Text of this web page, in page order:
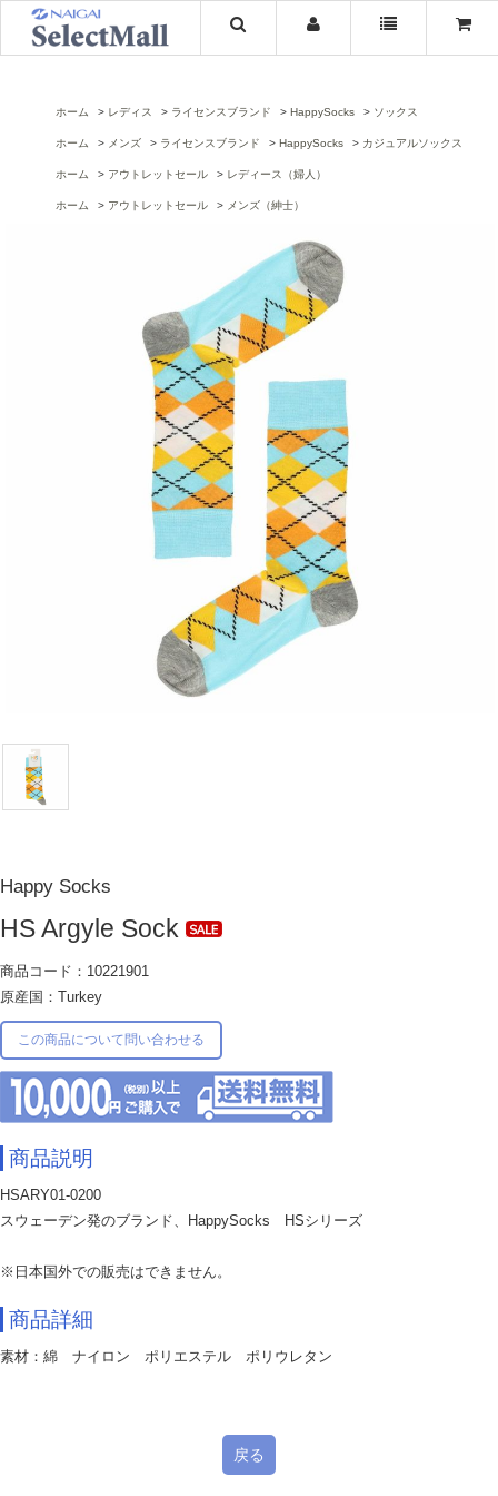
ホーム レディス ライセンスブランド HappySocks ソックス
ホーム メンズ ライセンスブランド HappySocks カジュアルソックス
ホーム アウトレットセール レディース（婦人）
ホーム アウトレットセール メンズ（紳士）
Happy Socks
HS Argyle Sock
商品コード：10221901
原産国：Turkey
この商品について問い合わせる
商品説明
HSARY01-0200
スウェーデン発のブランド、HappySocks HSシリーズ
※日本国外での販売はできません。
商品詳細
素材：綿 ナイロン ポリエステル ポリウレタン
戻る